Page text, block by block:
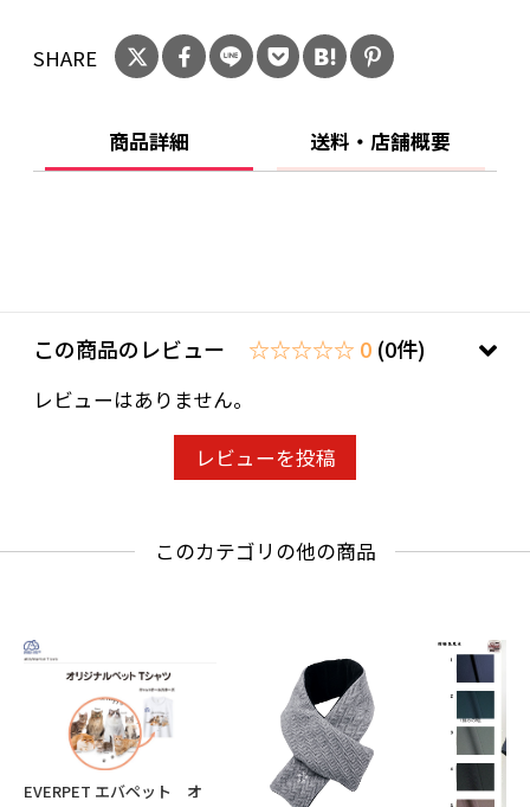
【素材】
ポリエステル 25%
ナイロン 6%
・裏地 ：なし
・透け感：なし
・伸縮性：なし
・ポケット：サイドポケットあり
ます。(shopping guideをご確認ください)
※商品画像は、光の当たり具合やパソコンなど
の閲覧環境により、実際の色味と異なって見え
る場合がございます。予めご了承ください。
※商品の色味の目安は、商品単体の画像をご参
SHARE
商品詳細 送料・店舗概要
この商品のレビュー ☆☆☆☆☆ 0 (0件)
レビューはありません。
レビューを投稿
このカテゴリの他の商品
EVERPET エバペット オ